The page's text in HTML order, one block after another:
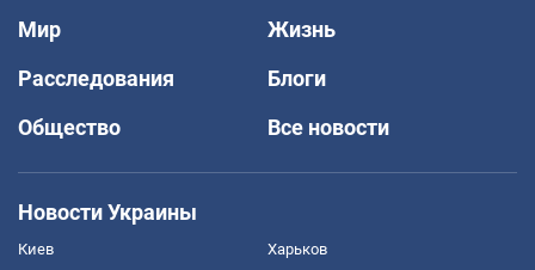
Мир
Жизнь
Расследования
Блоги
Общество
Все новости
Новости Украины
Киев Харьков